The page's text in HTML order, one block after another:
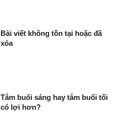
Bài viết không tồn tại hoặc đã
xóa
Tắm buổi sáng hay tắm buổi tối
có lợi hơn?